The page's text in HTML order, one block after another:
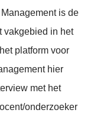
is de
vakgebied in het
platform voor
hier
met het
onderzoeker